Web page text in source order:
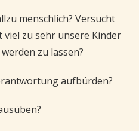
menschlich? Versucht
viel zu sehr unsere Kinder
zu lassen?
aufbürden?